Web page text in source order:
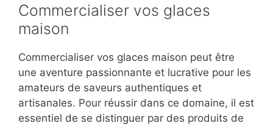
Commercialiser vos glaces
maison
Commercialiser vos glaces maison peut être
une aventure passionnante et lucrative pour les
amateurs de saveurs authentiques et
artisanales. Pour réussir dans ce domaine, il est
essentiel de se distinguer par des produits de